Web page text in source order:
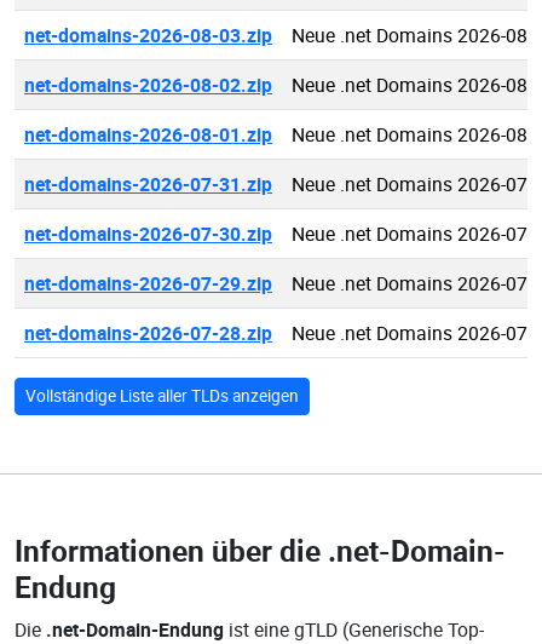
net-domains-2026-08-03.zip
Neue .net Domains 2026-08-
net-domains-2026-08-02.zip
Neue .net Domains 2026-08-
net-domains-2026-08-01.zip
Neue .net Domains 2026-08-
net-domains-2026-07-31.zip
Neue .net Domains 2026-07-
net-domains-2026-07-30.zip
Neue .net Domains 2026-07-
net-domains-2026-07-29.zip
Neue .net Domains 2026-07-
net-domains-2026-07-28.zip
Neue .net Domains 2026-07-
Vollständige Liste aller TLDs anzeigen
Informationen über die .net-Domain-
Endung
Die .net-Domain-Endung ist eine gTLD (Generische Top-